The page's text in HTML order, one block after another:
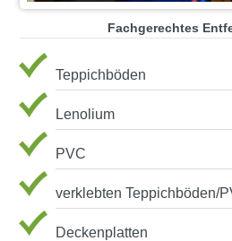
Fachgerechtes
Teppichböden
Lenolium
PVC
verklebten Teppichböden/
Deckenplatten